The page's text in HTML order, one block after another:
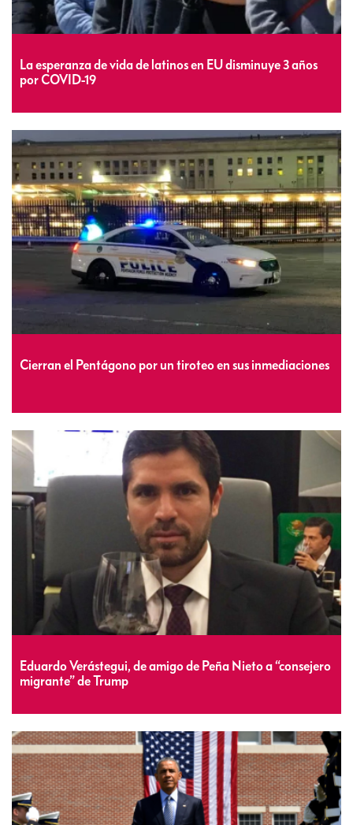
La esperanza de vida de latinos en EU disminuye 3 años
por COVID-19
Cierran el Pentágono por un tiroteo en sus inmediaciones
Eduardo Verástegui, de amigo de Peña Nieto a “consejero
migrante” de Trump